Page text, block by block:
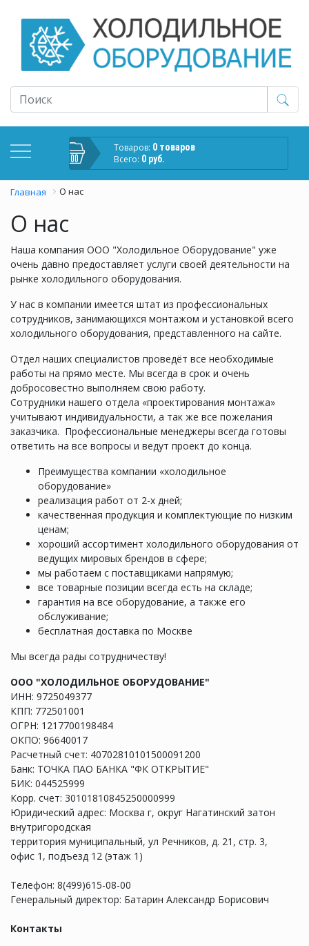
Товаров: 0 товаров
Всего: 0 руб.
Главная О нас
О нас
Наша компания ООО "Холодильное Оборудование" уже
очень давно предоставляет услуги своей деятельности на
рынке холодильного оборудования.
У нас в компании имеется штат из профессиональных
сотрудников, занимающихся монтажом и установкой всего
холодильного оборудования, представленного на сайте.
Отдел наших специалистов проведёт все необходимые
работы на прямо месте. Мы всегда в срок и очень
добросовестно выполняем свою работу.
Сотрудники нашего отдела «проектирования монтажа»
учитывают индивидуальности, а так же все пожелания
заказчика. Профессиональные менеджеры всегда готовы
ответить на все вопросы и ведут проект до конца.
Преимущества компании «холодильное
оборудование»
реализация работ от 2-х дней;
качественная продукция и комплектующие по низким
ценам;
хороший ассортимент холодильного оборудования от
ведущих мировых брендов в сфере;
мы работаем с поставщиками напрямую;
все товарные позиции всегда есть на складе;
гарантия на все оборудование, а также его
обслуживание;
бесплатная доставка по Москве
Мы всегда рады сотрудничеству!
ООО "ХОЛОДИЛЬНОЕ ОБОРУДОВАНИЕ"
ИНН: 9725049377
КПП: 772501001
ОГРН: 1217700198484
ОКПО: 96640017
Расчетный счет: 40702810101500091200
Банк: ТОЧКА ПАО БАНКА "ФК ОТКРЫТИЕ"
БИК: 044525999
Корр. счет: 30101810845250000999
Юридический адрес: Москва г, округ Нагатинский затон
внутригородская
территория муниципальный, ул Речников, д. 21, стр. 3,
офис 1, подъезд 12 (этаж 1)
Телефон: 8(499)615-08-00
Генеральный директор: Батарин Александр Борисович
Контакты